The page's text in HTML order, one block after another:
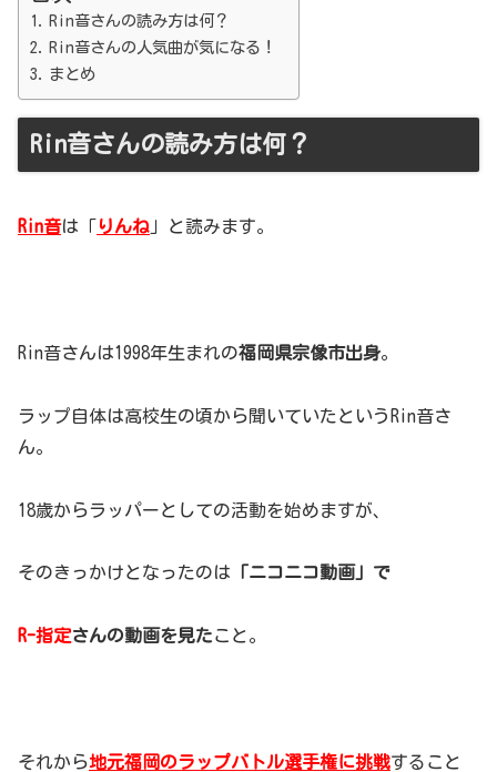
Rin音さんの読み方は何？
Rin音さんの人気曲が気になる！
まとめ
Rin音さんの読み方は何？
Rin音は「 りんね 」と読みます。
Rin音さんは1998年生まれの福岡県宗像市出身。
ラップ自体は高校生の頃から聞いていたというRin音さ
ん。
18歳からラッパーとしての活動を始めますが、
そのきっかけとなったのは 「ニコニコ動画」で
R-指定さんの動画を見たこと。
それから地元福岡のラップバトル選手権に挑戦すること